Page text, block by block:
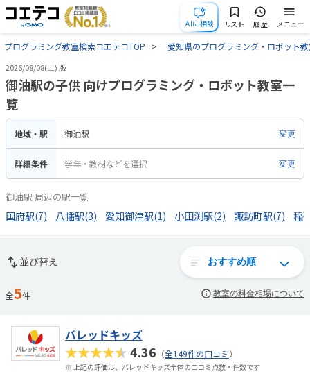
AIに相談 リスト 履歴 メニュー
プログラミング教室検索コエテコTOP 愛知県のプログラミング・ロボット
2026/08/08(土) 版
御油駅の子供 向けプログラミング・ロボット教室一
覧
地域・駅 御油駅 変更
詳細条件 学年・教材などを選択 変更
御油駅 周辺の駅一覧
国府駅(7) 八幡駅(3) 愛知御津駅(1) 小田渕駅(2) 諏訪町駅(7) 稲
並び替え
全5件 教室の料金相場について
バレッドキッズ
★★★★★4.36 （全149件の口コミ）
※ 上記の評価は、バレッドキッズ全体の口コミ点数・件数です